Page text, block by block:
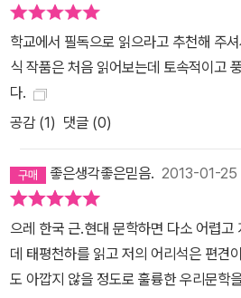
학교에서 필독으로 읽으라고 추천해 주
식 작품은 처음 읽어보는데 토속적이고
다.
공감 (1) 댓글 (0)
좋은생각좋은믿음. 2013-01-25
으레 한국 근.현대 문학하면 다소 어렵고
데 태평천하를 읽고 저의 어리석은 편견
도 아깝지 않을 정도로 훌륭한 우리문학